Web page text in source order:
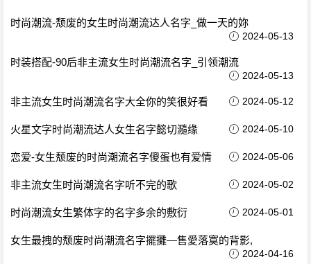
时尚潮流-颓废的女生时尚潮流达人名字_做一天的妳
2024-05-13
时装搭配-90后非主流女生时尚潮流名字_引领潮流
2024-05-13
非主流女生时尚潮流名字大全你的笑很好看 2024-05-12
火星文字时尚潮流达人女生名字懿切瀡缘 2024-05-10
恋爱-女生颓废的时尚潮流名字傻蛋也有爱情 2024-05-06
非主流女生时尚潮流名字听不完的歌 2024-05-02
时尚潮流女生繁体字的名字多余的敷衍 2024-05-01
女生最拽的颓废时尚潮流名字擺攤—售愛落寞的背影,
2024-04-16